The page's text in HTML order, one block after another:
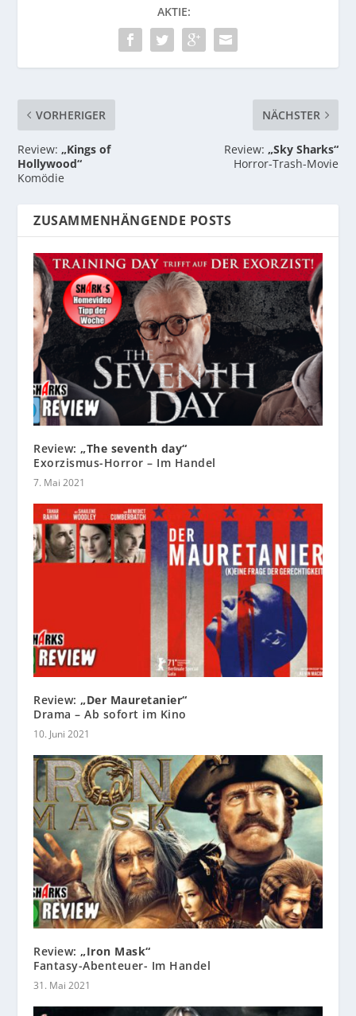
AKTIE:
VORHERIGER
Review: „Kings of
Hollywood“
Komödie
NÄCHSTER
Review: „Sky Sharks“
Horror-Trash-Movie
ZUSAMMENHÄNGENDE POSTS
Review:„The seventh day“
Exorzismus-Horror – Im Handel
7. Mai 2021
Review:„Der Mauretanier“
Drama – Ab sofort im Kino
10. Juni 2021
Review:„Iron Mask“
Fantasy-Abenteuer- Im Handel
31. Mai 2021